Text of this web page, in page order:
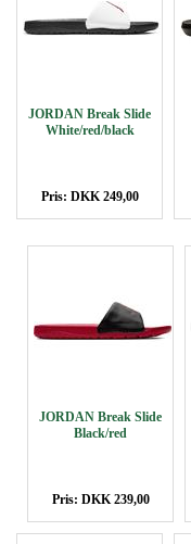
JORDAN Break Slide
White/red/black
Pris: DKK 249,00
JORDAN Break Slide
Black/red
Pris: DKK 239,00